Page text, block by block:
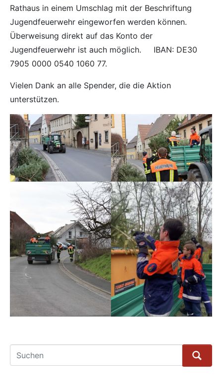
Rathaus in einem Umschlag mit der Beschriftung
Jugendfeuerwehr eingeworfen werden können.
Überweisung direkt auf das Konto der
Jugendfeuerwehr ist auch möglich. IBAN: DE30
7905 0000 0540 1060 77.
Vielen Dank an alle Spender, die die Aktion
unterstützen.
Suche